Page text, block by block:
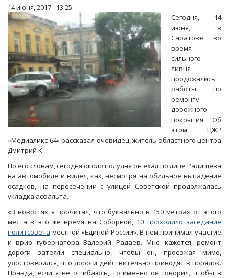
14 июня, 2017 - 13:25
Сегодня, 14
июня, в
Саратове во
время
сильного
ливня
продожались
работы по
ремонту
дорожного
покрытия. Об
этом ЦЖР
«Медиаликс 64» рассказал очевидец, житель областного центра
Дмитрий К.
По его словам, сегодня около полудня он ехал по лице Радищева
на автомобиле и видел, как, несмотря на обильное выпадение
осадков, на пересечении с улицей Советской продолжалась
укладка асфальта.
«В новостях я прочитал, что буквально в 150 метрах от этого
места в это же время на Соборной, 10 проходило заседание
политсовета местной «Единой России». В нем принимал участие
и врио губернатора Валерий Радаев. Мне кажется, ремонт
дороги затеяли специально, чтобы он, проезжая мимо,
удостоверился, что дороги действительно приводят в порядок.
Правда, если я не ошибаюсь, то именно он говорил, чтобы в